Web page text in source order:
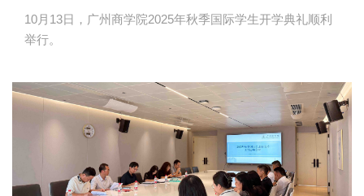
10月13日，广州商学院2025年秋季国际学生开学典礼顺利
举行。